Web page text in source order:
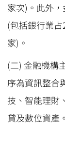
家次)。此外
(包括銀行業
家)。
(二) 金融機構
序為資訊整合
技、智能理財
貸及數位資產。